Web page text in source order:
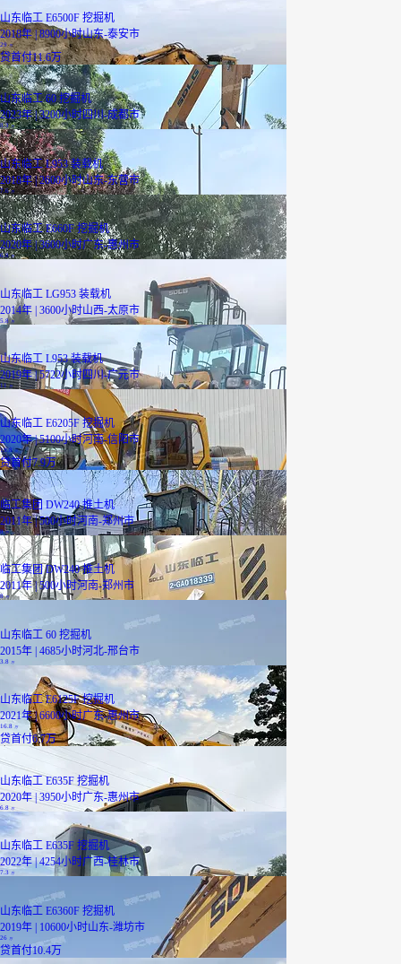
山东临工 E6500F 挖掘机
2018年 | 8900小时山东-泰安市
29 万
贷首付11.6万
山东临工 60 挖掘机
2023年 | 3200小时四川-成都市
8.3万
山东临工 L953 装载机
2018年 | 2600小时山东-东营市
7.6万
山东临工 E660F 挖掘机
2020年 | 3600小时广东-惠州市
6.8万
山东临工 LG953 装载机
2014年 | 3600小时山西-太原市
5.8
山东临工 L953 装载机
2019年 | 5722小时四川-广元市
11万
山东临工 E6205F 挖掘机
2020年 | 5100小时河南-信阳市
19.8 万
贷首付7.9万
临工集团 DW240 推土机
2011年 | 500小时河南-郑州市
8 万
临工集团 DW240 推土机
2011年 | 500小时河南-郑州市
8万
山东临工 60 挖掘机
2015年 | 4685小时河北-邢台市
3.8 万
山东临工 E6125F 挖掘机
2021年 | 6600小时广东-惠州市
16.8 万
贷首付6.7万
山东临工 E635F 挖掘机
2020年 | 3950小时广东-惠州市
6.8 万
山东临工 E635F 挖掘机
2022年 | 4254小时广西-桂林市
7.3 万
山东临工 E6360F 挖掘机
2019年 | 10600小时山东-潍坊市
26
贷首付10.4万